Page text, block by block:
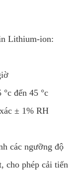
Lithium-ion:
đến 45 °c
± 1% RH
các ngưỡng độ
cho phép cải tiến